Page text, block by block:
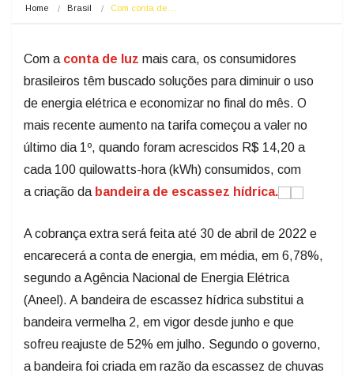
Home Brasil Com conta de…
Com a conta de luz mais cara, os consumidores
brasileiros têm buscado soluções para diminuir o uso
de energia elétrica e economizar no final do mês. O
mais recente aumento na tarifa começou a valer no
último dia 1º, quando foram acrescidos R$ 14,20 a
cada 100 quilowatts-hora (kWh) consumidos, com
a criação da bandeira de escassez hídrica.
A cobrança extra será feita até 30 de abril de 2022 e
encarecerá a conta de energia, em média, em 6,78%,
segundo a Agência Nacional de Energia Elétrica
(Aneel). A bandeira de escassez hídrica substitui a
bandeira vermelha 2, em vigor desde junho e que
sofreu reajuste de 52% em julho. Segundo o governo,
a bandeira foi criada em razão da escassez de chuvas